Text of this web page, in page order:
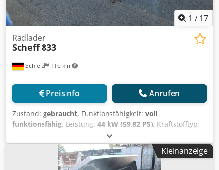
1 / 17
Schleiz 116 km
Radlader
Scheff833
Preisinfo Anrufen
Zustand: gebraucht, Funktionsfähigkeit: voll
funktionsfähig, Leistung: 44 kW (59,82 PS), Kraftstofftyp:
5.400 kg
Baujahr:1999, gut zustand Codpfx Aeyv Db Debioha
Kleinanzeige